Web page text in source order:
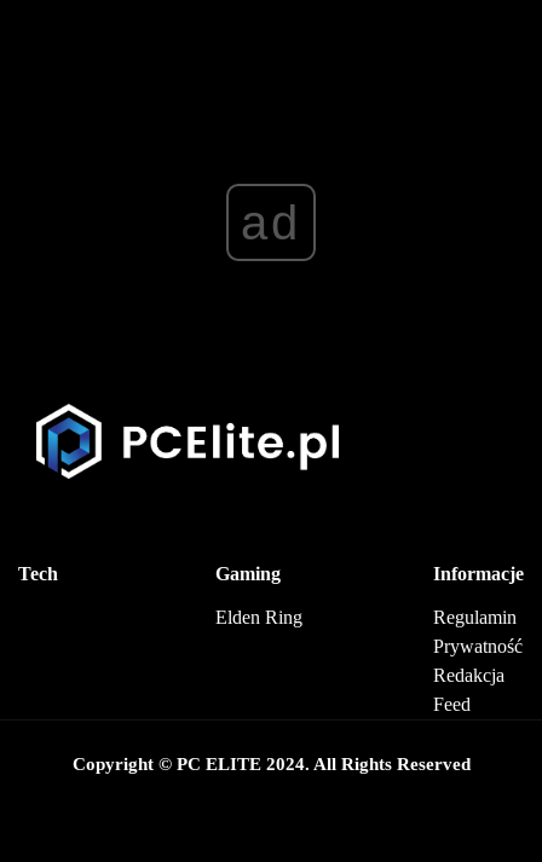
ad
Tech Gaming
Elden Ring
Informacje
Regulamin
Prywatność
Redakcja
Feed
Copyright © PC ELITE 2024. All Rights Reserved